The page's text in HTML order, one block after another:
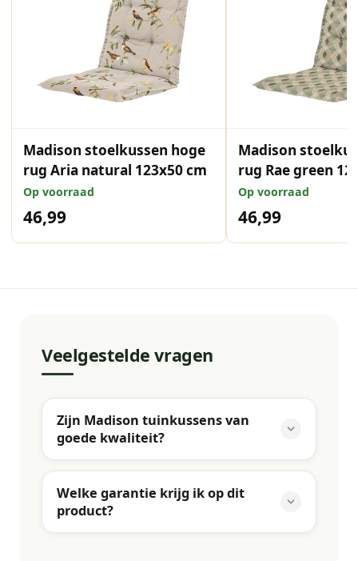
Madison stoelkussen hoge
rug Aria natural 123x50 cm
Op voorraad
46,99
Madison
rug Rae green
Op voorraad
46,99
Veelgestelde vragen
Zijn Madison tuinkussens van
goede kwaliteit?
Welke garantie krijg ik op dit
product?